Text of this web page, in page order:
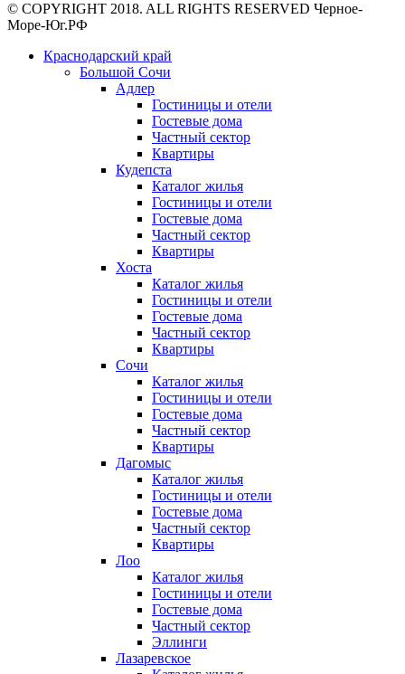
© COPYRIGHT 2018. ALL RIGHTS RESERVED Черное-
Море-Юг.РФ
Краснодарский край
Большой Сочи
Адлер
Гостиницы и отели
Гостевые дома
Частный сектор
Квартиры
Кудепста
Каталог жилья
Гостиницы и отели
Гостевые дома
Частный сектор
Квартиры
Хоста
Каталог жилья
Гостиницы и отели
Гостевые дома
Частный сектор
Квартиры
Сочи
Каталог жилья
Гостиницы и отели
Гостевые дома
Частный сектор
Квартиры
Дагомыс
Каталог жилья
Гостиницы и отели
Гостевые дома
Частный сектор
Квартиры
Лоо
Каталог жилья
Гостиницы и отели
Гостевые дома
Частный сектор
Эллинги
Лазаревское